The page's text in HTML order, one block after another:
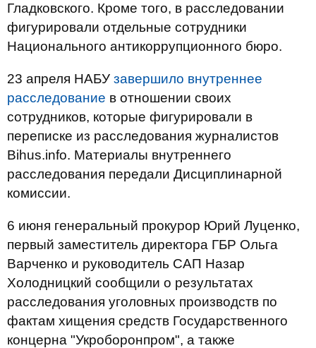
Гладковского. Кроме того, в расследовании
фигурировали отдельные сотрудники
Национального антикоррупционного бюро.
23 апреля НАБУ завершило внутреннее
расследование в отношении своих
сотрудников, которые фигурировали в
переписке из расследования журналистов
Bihus.info. Материалы внутреннего
расследования передали Дисциплинарной
комиссии.
6 июня генеральный прокурор Юрий Луценко,
первый заместитель директора ГБР Ольга
Варченко и руководитель САП Назар
Холодницкий сообщили о результатах
расследования уголовных производств по
фактам хищения средств Государственного
концерна "Укроборонпром", а также